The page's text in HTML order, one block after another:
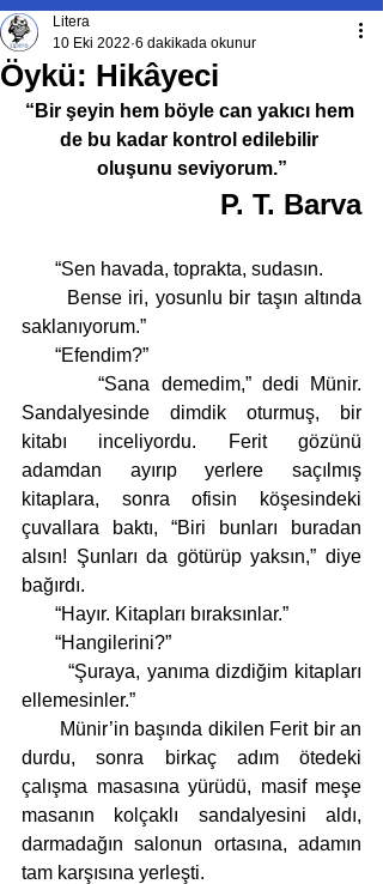
Öykü: Hikâyeci
Litera
10 Eki 2022 6 dakikada okunur
“Bir şeyin hem böyle can yakıcı hem
de bu kadar kontrol edilebilir
oluşunu seviyorum.”
P. T. Barva
       “Sen havada, toprakta, sudasın.
saklanıyorum.”
       “Efendim?”
       “Sana demedim,” dedi Münir.
Sandalyesinde dimdik oturmuş, bir
kitabı inceliyordu. Ferit gözünü
adamdan ayırıp yerlere saçılmış
kitaplara, sonra ofisin köşesindeki
çuvallara baktı, “Biri bunları buradan
alsın! Şunları da götürüp yaksın,” diye
bağırdı.
       “Hayır. Kitapları bıraksınlar.”
       “Hangilerini?”
       “Şuraya, yanıma dizdiğim kitapları
ellemesinler.”
durdu, sonra birkaç adım ötedeki
çalışma masasına yürüdü, masif meşe
masanın kolçaklı sandalyesini aldı,
darmadağın salonun ortasına, adamın
tam karşısına yerleşti.